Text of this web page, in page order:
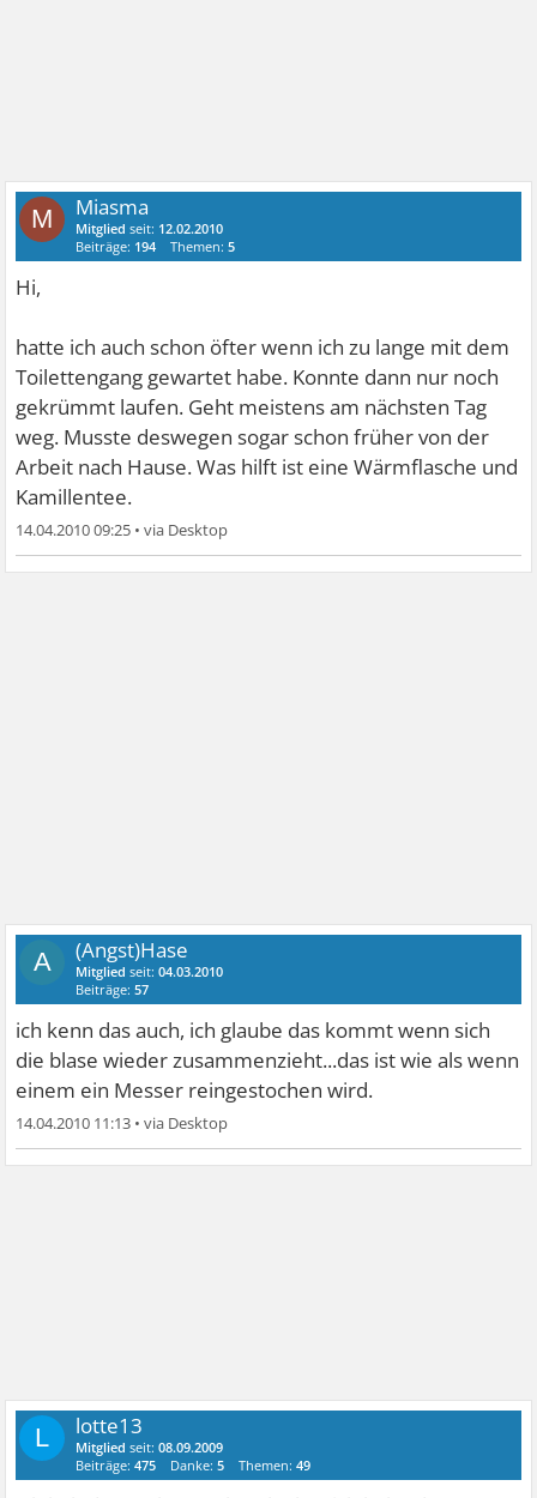
M Miasma
Mitglied seit: 12.02.2010
Beiträge: 194 Themen:5
Hi,
hatte ich auch schon öfter wenn ich zu lange mit dem
Toilettengang gewartet habe. Konnte dann nur noch
gekrümmt laufen. Geht meistens am nächsten Tag
weg. Musste deswegen sogar schon früher von der
Arbeit nach Hause. Was hilft ist eine Wärmflasche und
Kamillentee.
14.04.2010 09:25 •
A (Angst)Hase
Mitglied seit:04.03.2010
Beiträge:57
ich kenn das auch, ich glaube das kommt wenn sich
die blase wieder zusammenzieht...das ist wie als wenn
einem ein Messer reingestochen wird.
14.04.2010 11:13 •
L lotte13
Mitglied seit:08.09.2009
Beiträge:475 Danke:5 Themen:49